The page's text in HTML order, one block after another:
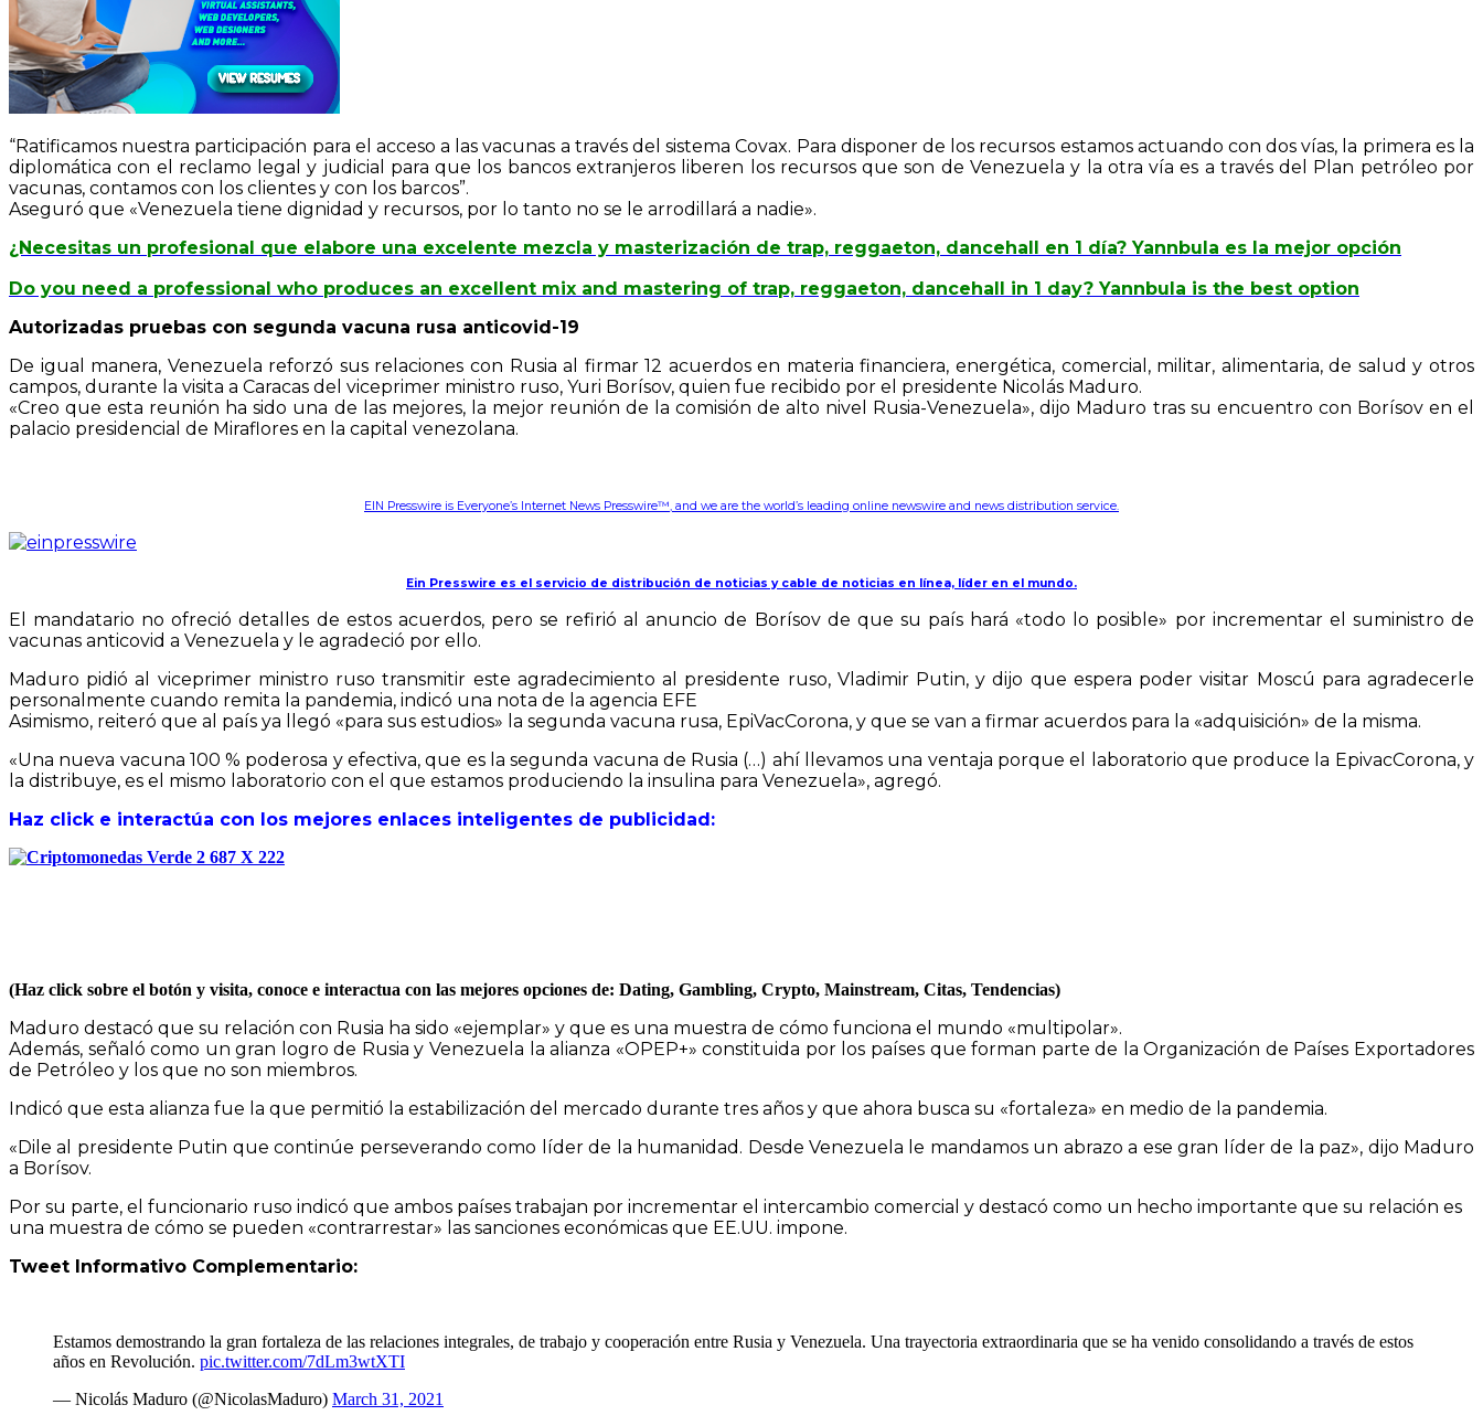
“Ratificamos nuestra participación para el acceso a las vacunas a través del sistema Covax. Para disponer de los recursos estamos actuando con dos vías, la primera es la
diplomática con el reclamo legal y judicial para que los bancos extranjeros liberen los recursos que son de Venezuela y la otra vía es a través del Plan petróleo por
vacunas, contamos con los clientes y con los barcos”.
Aseguró que «Venezuela tiene dignidad y recursos, por lo tanto no se le arrodillará a nadie».
¿Necesitas un profesional que elabore una excelente mezcla y masterización de trap, reggaeton, dancehall en 1 día? Yannbula es la mejor opción
Do you need a professional who produces an excellent mix and mastering of trap, reggaeton, dancehall in 1 day? Yannbula is the best option
Autorizadas pruebas con segunda vacuna rusa anticovid-19
De igual manera, Venezuela reforzó sus relaciones con Rusia al firmar 12 acuerdos en materia financiera, energética, comercial, militar, alimentaria, de salud y otros
campos, durante la visita a Caracas del viceprimer ministro ruso, Yuri Borísov, quien fue recibido por el presidente Nicolás Maduro.
«Creo que esta reunión ha sido una de las mejores, la mejor reunión de la comisión de alto nivel Rusia-Venezuela», dijo Maduro tras su encuentro con Borísov en el
palacio presidencial de Miraflores en la capital venezolana.
EIN Presswire is Everyone’s Internet News Presswire™, and we are the world’s leading online newswire and news distribution service.
Ein Presswire es el servicio de distribución de noticias y cable de noticias en línea, líder en el mundo.
El mandatario no ofreció detalles de estos acuerdos, pero se refirió al anuncio de Borísov de que su país hará «todo lo posible» por incrementar el suministro de
vacunas anticovid a Venezuela y le agradeció por ello.
Maduro pidió al viceprimer ministro ruso transmitir este agradecimiento al presidente ruso, Vladimir Putin, y dijo que espera poder visitar Moscú para agradecerle
personalmente cuando remita la pandemia, indicó una nota de la agencia EFE
Asimismo, reiteró que al país ya llegó «para sus estudios» la segunda vacuna rusa, EpiVacCorona, y que se van a firmar acuerdos para la «adquisición» de la misma.
«Una nueva vacuna 100 % poderosa y efectiva, que es la segunda vacuna de Rusia (…) ahí llevamos una ventaja porque el laboratorio que produce la EpivacCorona, y
la distribuye, es el mismo laboratorio con el que estamos produciendo la insulina para Venezuela», agregó.
Haz click e interactúa con los mejores enlaces inteligentes de publicidad:
(Haz click sobre el botón y visita, conoce e interactua con las mejores opciones de: Dating, Gambling, Crypto, Mainstream, Citas, Tendencias)
Maduro destacó que su relación con Rusia ha sido «ejemplar» y que es una muestra de cómo funciona el mundo «multipolar».
Además, señaló como un gran logro de Rusia y Venezuela la alianza «OPEP+» constituida por los países que forman parte de la Organización de Países Exportadores
de Petróleo y los que no son miembros.
Indicó que esta alianza fue la que permitió la estabilización del mercado durante tres años y que ahora busca su «fortaleza» en medio de la pandemia.
«Dile al presidente Putin que continúe perseverando como líder de la humanidad. Desde Venezuela le mandamos un abrazo a ese gran líder de la paz», dijo Maduro
a Borísov.
Por su parte, el funcionario ruso indicó que ambos países trabajan por incrementar el intercambio comercial y destacó como un hecho importante que su relación es
una muestra de cómo se pueden «contrarrestar» las sanciones económicas que EE.UU. impone.
Tweet Informativo Complementario:
Estamos demostrando la gran fortaleza de las relaciones integrales, de trabajo y cooperación entre Rusia y Venezuela. Una trayectoria extraordinaria que se ha venido consolidando a través de estos
años en Revolución. pic.twitter.com/7dLm3wtXTI
— Nicolás Maduro (@NicolasMaduro) March 31, 2021